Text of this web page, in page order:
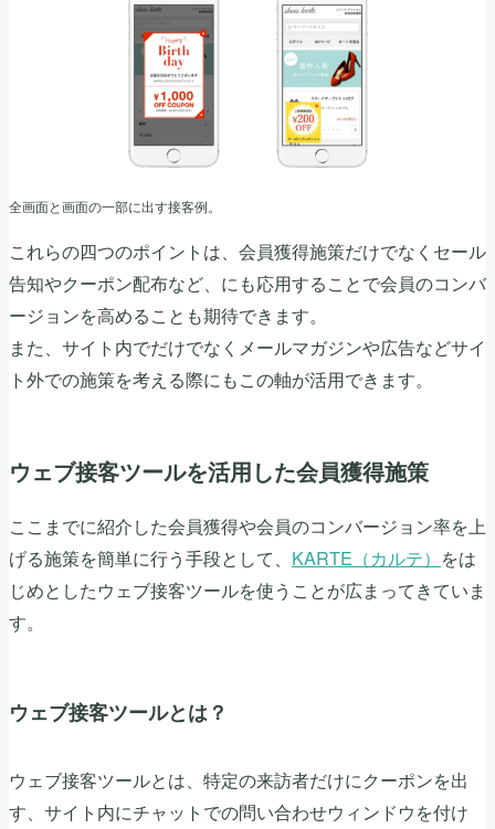
全画面と画面の一部に出す接客例。
これらの四つのポイントは、会員獲得施策だけでなくセール
告知やクーポン配布など、にも応用することで会員のコンバ
ージョンを高めることも期待できます。
また、サイト内でだけでなくメールマガジンや広告などサイ
ト外での施策を考える際にもこの軸が活用できます。
ウェブ接客ツールを活用した会員獲得施策
ここまでに紹介した会員獲得や会員のコンバージョン率を上
げる施策を簡単に行う手段として、 KARTE（カルテ） をは
じめとしたウェブ接客ツールを使うことが広まってきていま
す。
ウェブ接客ツールとは？
ウェブ接客ツールとは、特定の来訪者だけにクーポンを出
す、サイト内にチャットでの問い合わせウィンドウを付け